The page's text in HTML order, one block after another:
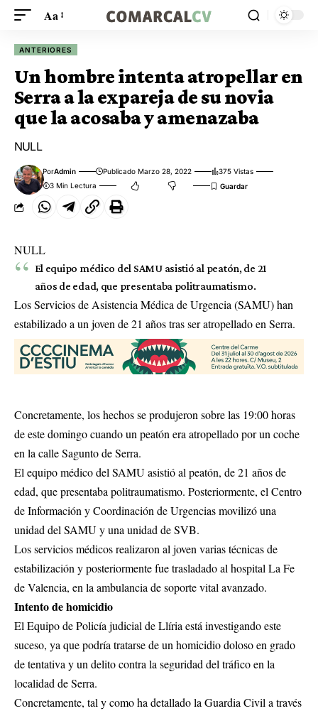
Aa
ANTERIORES
Un hombre intenta atropellar en
Serra a la expareja de su novia
que la acosaba y amenazaba
NULL
PorAdmin Publicado Marzo 28, 2022
375 Vistas
3 Min Lectura
NULL
El equipo médico del SAMU asistió al peatón, de 21
años de edad, que presentaba politraumatismo.
Los Servicios de Asistencia Médica de Urgencia (SAMU) han
estabilizado a un joven de 21 años tras ser atropellado en Serra.
Concretamente, los hechos se produjeron sobre las 19:00 horas
de este domingo cuando un peatón era atropellado por un coche
en la calle Sagunto de Serra.
El equipo médico del SAMU asistió al peatón, de 21 años de
edad, que presentaba politraumatismo. Posteriormente, el Centro
de Información y Coordinación de Urgencias movilizó una
unidad del SAMU y una unidad de SVB.
Los servicios médicos realizaron al joven varias técnicas de
estabilización y posteriormente fue trasladado al hospital La Fe
de Valencia, en la ambulancia de soporte vital avanzado.
Intento de homicidio
El Equipo de Policía judicial de Llíria está investigando este
suceso, ya que podría tratarse de un homicidio doloso en grado
de tentativa y un delito contra la seguridad del tráfico en la
localidad de Serra.
Concretamente, tal y como ha detallado la Guardia Civil a través